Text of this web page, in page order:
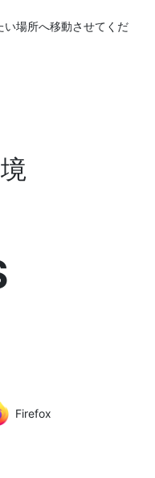
場所へ移動させてくだ
Firefox